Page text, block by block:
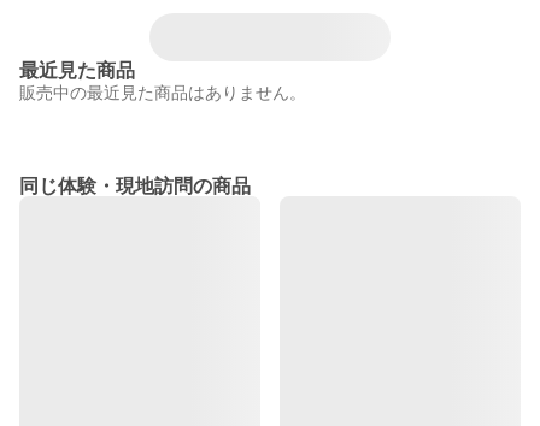
最近見た商品
販売中の最近見た商品はありません。
同じ体験・現地訪問の商品